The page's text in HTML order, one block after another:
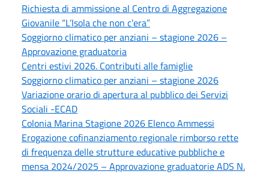
Richiesta di ammissione al Centro di Aggregazione
Giovanile “L’Isola che non c’era”
Soggiorno climatico per anziani – stagione 2026 –
Approvazione graduatoria
Centri estivi 2026. Contributi alle famiglie
Soggiorno climatico per anziani – stagione 2026
Variazione orario di apertura al pubblico dei Servizi
Sociali -ECAD
Colonia Marina Stagione 2026 Elenco Ammessi
Erogazione cofinanziamento regionale rimborso rette
di frequenza delle strutture educative pubbliche e
mensa 2024/2025 – Approvazione graduatorie ADS N.